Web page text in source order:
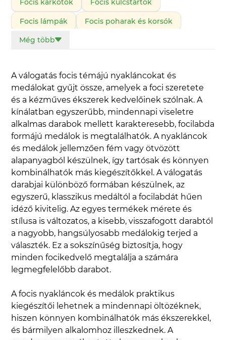
Focis karkötők Focis kulcstartók
Focis lámpák Focis poharak és korsók
Focis pulcsik
Focis táskák és hátizsákok
Focis ágyneműk, takarók, babzsákok
Focis éremtartó Focis órák, faliórák
Juventus ajándékok Liverpool FC ajándékok
Manchester United ajándékok
Messi ajándéktárgyak PSG ajándékok
Real Madrid ajándékok Szoboszlai ajándékok
Újpest ajándéktárgyak
Foci felszerelés és más labdajáték kiegészítők
Medálok Nyakláncok Nyakláncok medállal
Még több
A válogatás focis témájú nyakláncokat és
medálokat gyűjt össze, amelyek a foci szeretete
és a kézműves ékszerek kedvelőinek szólnak. A
kínálatban egyszerűbb, mindennapi viseletre
alkalmas darabok mellett karakteresebb, focilabda
formájú medálok is megtalálhatók. A nyakláncok
és medálok jellemzően fém vagy ötvözött
alapanyagból készülnek, így tartósak és könnyen
kombinálhatók más kiegészítőkkel. A válogatás
darabjai különböző formában készülnek, az
egyszerű, klasszikus medáltól a focilabdát hűen
idéző kivitelig. Az egyes termékek mérete és
stílusa is változatos, a kisebb, visszafogott darabtól
a nagyobb, hangsúlyosabb medálokig terjed a
választék. Ez a sokszínűség biztosítja, hogy
minden focikedvelő megtalálja a számára
legmegfelelőbb darabot.
A focis nyakláncok és medálok praktikus
kiegészítői lehetnek a mindennapi öltözéknek,
hiszen könnyen kombinálhatók más ékszerekkel,
és bármilyen alkalomhoz illeszkednek. A